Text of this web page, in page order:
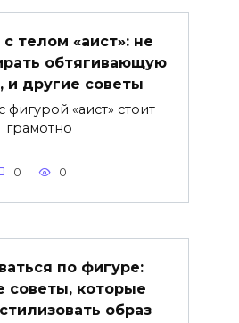
телом «аист»: не
обтягивающую
и другие советы
«аист» стоит
грамотно
0 0
по фигуре:
советы, которые
образ